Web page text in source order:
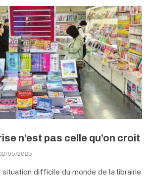
n’est pas celle qu’on croit
05/2025
situation difficile du monde de la librairie